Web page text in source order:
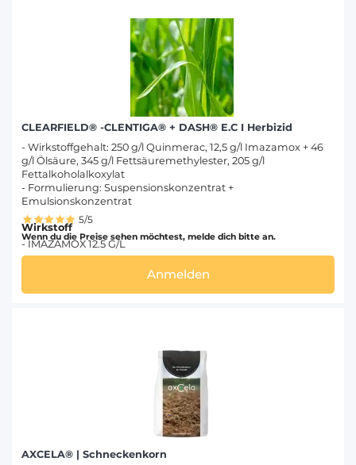
CLEARFIELD® -CLENTIGA® + DASH® E.C I Herbizid
- Wirkstoffgehalt: 250 g/l Quinmerac, 12,5 g/l Imazamox + 46
g/l Ölsäure, 345 g/l Fettsäuremethylester, 205 g/l
Fettalkoholalkoxylat
- Formulierung: Suspensionskonzentrat +
Emulsionskonzentrat
Wirkstoff
- IMAZAMOX 12.5 G/L
5/5
Wenn du die Preise sehen möchtest, melde dich bitte an.
Anmelden
AXCELA® | Schneckenkorn